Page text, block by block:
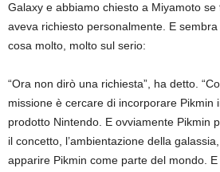
Galaxy e abbiamo chiesto a Miyamoto
aveva richiesto personalmente. E
cosa molto, molto sul serio:
“Ora non dirò una richiesta”, ha detto.
missione è cercare di incorporare Pikmin
prodotto Nintendo. E ovviamente Pikmin
il concetto, l’ambientazione della
apparire Pikmin come parte del mondo.